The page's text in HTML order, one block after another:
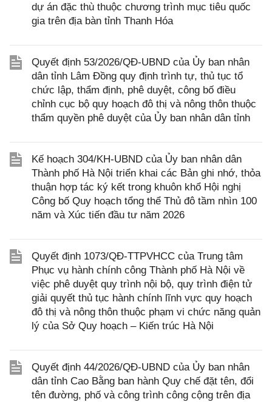
dự án đặc thù thuộc chương trình mục tiêu quốc
gia trên địa bàn tỉnh Thanh Hóa
Quyết định 53/2026/QĐ-UBND của Ủy ban nhân
dân tỉnh Lâm Đồng quy định trình tự, thủ tục tổ
chức lập, thẩm định, phê duyệt, công bố điều
chỉnh cục bộ quy hoạch đô thị và nông thôn thuộc
thẩm quyền phê duyệt của Ủy ban nhân dân tỉnh
Kế hoạch 304/KH-UBND của Ủy ban nhân dân
Thành phố Hà Nội triển khai các Bản ghi nhớ, thỏa
thuận hợp tác ký kết trong khuôn khổ Hội nghị
Công bố Quy hoạch tổng thể Thủ đô tầm nhìn 100
năm và Xúc tiến đầu tư năm 2026
Quyết định 1073/QĐ-TTPVHCC của Trung tâm
Phục vụ hành chính công Thành phố Hà Nội về
việc phê duyệt quy trình nội bộ, quy trình điện tử
giải quyết thủ tục hành chính lĩnh vực quy hoạch
đô thị và nông thôn thuộc phạm vi chức năng quản
lý của Sở Quy hoạch – Kiến trúc Hà Nội
Quyết định 44/2026/QĐ-UBND của Ủy ban nhân
dân tỉnh Cao Bằng ban hành Quy chế đặt tên, đổi
tên đường, phố và công trình công cộng trên địa